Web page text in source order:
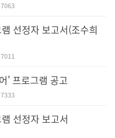
7063
선정자 보고서(조수희
7011
' 프로그램 공고
7333
선정자 보고서